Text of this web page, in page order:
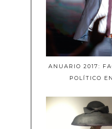
ANUARIO 2017:
POLÍTICO